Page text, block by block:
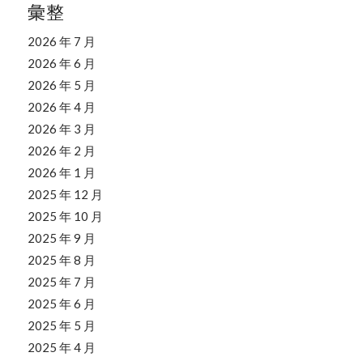
彙整
2026 年 7 月
2026 年 6 月
2026 年 5 月
2026 年 4 月
2026 年 3 月
2026 年 2 月
2026 年 1 月
2025 年 12 月
2025 年 10 月
2025 年 9 月
2025 年 8 月
2025 年 7 月
2025 年 6 月
2025 年 5 月
2025 年 4 月